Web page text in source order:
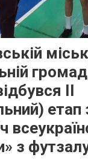
ІІ
етап
з